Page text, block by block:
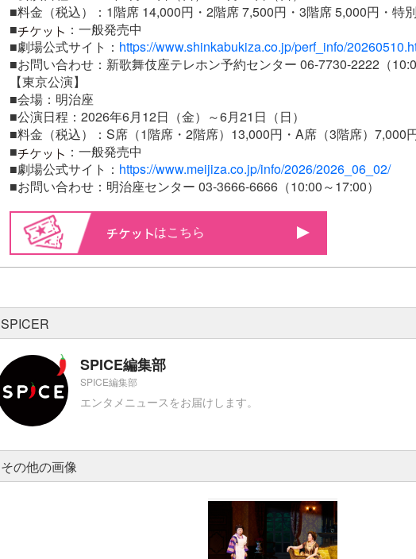
■料金（税込）：1階席 14,000円・2階席 7,500円・3階席 5,000円・特
■
：一般発売中
■劇場公式サイト： https://www.shinkabukiza.co.jp/perf_info/
■お問い合わせ：新歌舞伎座テレホン予約センター 06-7730-2222（
【東京公演】
■会場：明治座
■公演日程：2026年6月12日（金）～6月21日（日）
■料金（税込）：S席（1階席・2階席）13,000円・A席（3階席）7,000
■
：一般発売中
■劇場公式サイト： https://www.meijiza.co.jp/info/2026/2026_06_02/
■お問い合わせ：明治座センター 03-3666-6666（10:00～17:00）
はこちら
SPICER
SPICE編集部
SPICE編集部
エンタメニュースをお届けします。
その他の画像